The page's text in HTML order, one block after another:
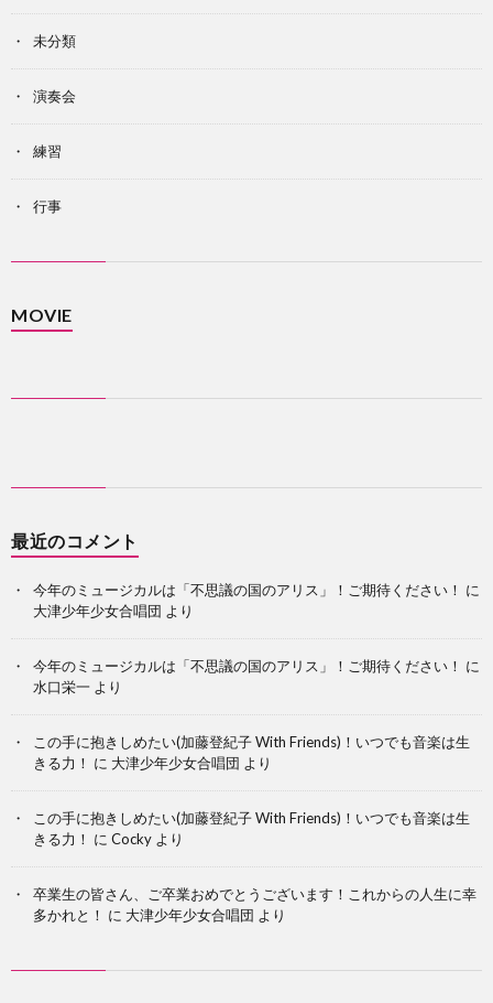
未分類
演奏会
練習
行事
MOVIE
最近のコメント
今年のミュージカルは「不思議の国のアリス」！ご期待ください！ に
大津少年少女合唱団 より
今年のミュージカルは「不思議の国のアリス」！ご期待ください！ に
水口栄一 より
この手に抱きしめたい(加藤登紀子 With Friends)！いつでも音楽は生
きる力！ に 大津少年少女合唱団 より
この手に抱きしめたい(加藤登紀子 With Friends)！いつでも音楽は生
きる力！ に Cocky より
卒業生の皆さん、ご卒業おめでとうございます！これからの人生に幸
多かれと！ に 大津少年少女合唱団 より